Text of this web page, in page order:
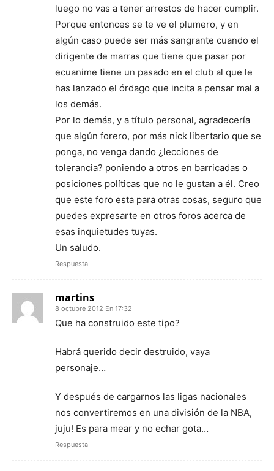
luego no vas a tener arrestos de hacer cumplir.
Porque entonces se te ve el plumero, y en
algún caso puede ser más sangrante cuando el
dirigente de marras que tiene que pasar por
ecuanime tiene un pasado en el club al que le
has lanzado el órdago que incita a pensar mal a
los demás.
Por lo demás, y a título personal, agradecería
que algún forero, por más nick libertario que se
ponga, no venga dando ¿lecciones de
tolerancia? poniendo a otros en barricadas o
posiciones políticas que no le gustan a él. Creo
que este foro esta para otras cosas, seguro que
puedes expresarte en otros foros acerca de
esas inquietudes tuyas.
Un saludo.
Respuesta
martins
8 octubre 2012 En 17:32
Que ha construido este tipo?
Habrá querido decir destruido, vaya
personaje…
Y después de cargarnos las ligas nacionales
nos convertiremos en una división de la NBA,
juju! Es para mear y no echar gota…
Respuesta